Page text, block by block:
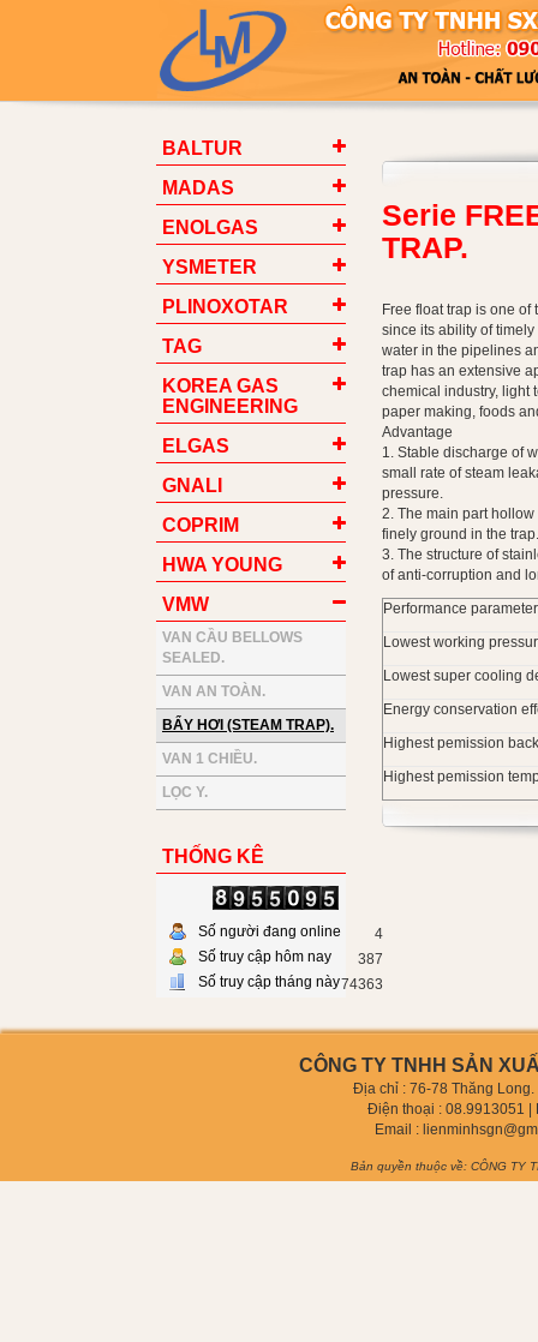
BALTUR
MADAS
ENOLGAS
YSMETER
PLINOXOTAR
TAG
KOREA GAS
ENGINEERING
ELGAS
GNALI
COPRIM
HWA YOUNG
VMW
VAN CẦU BELLOWS
SEALED.
VAN AN TOÀN.
BẨY HƠI (STEAM TRAP).
VAN 1 CHIỀU.
LỌC Y.
THỐNG KÊ
Số người đang online
4
Số truy cập hôm nay
387
Số truy cập tháng này74363
Serie
TRAP.
Free float trap is one of
since its ability of
water in the pipelines
trap has an extensive
chemical industry, light
paper making, foods
Advantage
1. Stable discharge of
small rate of steam
pressure.
2. The main part
finely ground in the trap.
3. The structure of
of anti-corruption and
Performance parameter
Lowest working
Lowest super cooling
Energy conservation
Highest pemission
Highest pemission
CÔNG TY TNHH SẢN
Địa chỉ : 76-78 Thăng
Điện thoại : 08.9913051
Email :
Bản quyền thuộc về: CÔNG TY